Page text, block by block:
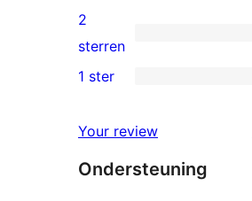
beoordelingen
3
sterren
beoordelingen
0
2
beoordelingen
2
sterren
sterren
beoordelingen
1 ster
Your review
Ondersteuning